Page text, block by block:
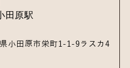
田原駅
小田原市栄町1-1-9ラスカ4